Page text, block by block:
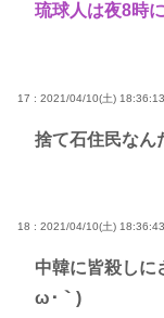
琉球人は夜8時
17 : 2021/04/10(土)
捨て石住民なん
18 : 2021/04/10(土)
中韓に皆殺しに
ω･｀)